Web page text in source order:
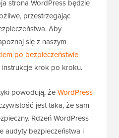
strona WordPress będzie
przestrzegając
Aby
się z naszym
po bezpieczeństwie
instrukcje krok po kroku.
powodują, żeWordPress
jest taka, że sam
Rdzeń WordPress
audyty bezpieczeństwa i